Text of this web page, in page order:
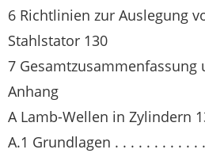
6 Richtlinien zur Auslegung
Stahlstator 130
7 Gesamtzusammenfassung
Anhang
A Lamb-Wellen in Zylindern
A.1 Grundlagen . . . . . . . . . . .